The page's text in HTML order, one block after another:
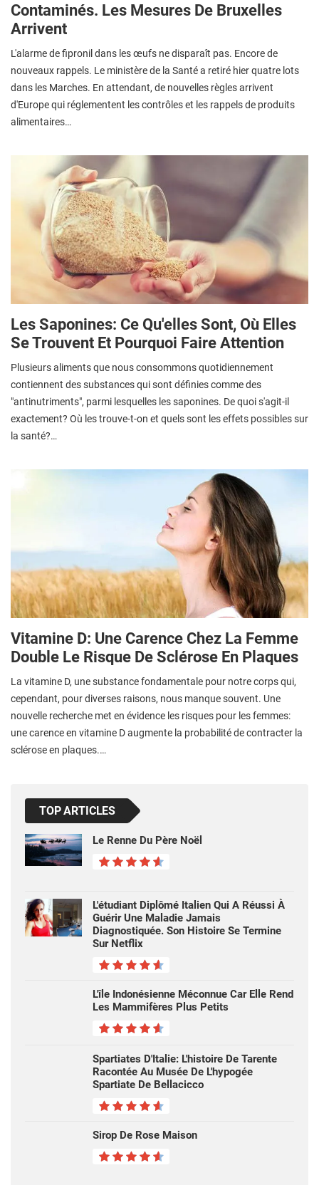
Contaminés. Les Mesures De Bruxelles
Arrivent
L'alarme de fipronil dans les œufs ne disparaît pas. Encore de
nouveaux rappels. Le ministère de la Santé a retiré hier quatre lots
dans les Marches. En attendant, de nouvelles règles arrivent
d'Europe qui réglementent les contrôles et les rappels de produits
alimentaires…
Les Saponines: Ce Qu'elles Sont, Où Elles
Se Trouvent Et Pourquoi Faire Attention
Plusieurs aliments que nous consommons quotidiennement
contiennent des substances qui sont définies comme des
"antinutriments", parmi lesquelles les saponines. De quoi s'agit-il
exactement? Où les trouve-t-on et quels sont les effets possibles sur
la santé?…
Vitamine D: Une Carence Chez La Femme
Double Le Risque De Sclérose En Plaques
La vitamine D, une substance fondamentale pour notre corps qui,
cependant, pour diverses raisons, nous manque souvent. Une
nouvelle recherche met en évidence les risques pour les femmes:
une carence en vitamine D augmente la probabilité de contracter la
sclérose en plaques.…
TOP ARTICLES
Le Renne Du Père Noël
L'étudiant Diplômé Italien Qui A Réussi À
Guérir Une Maladie Jamais
Diagnostiquée. Son Histoire Se Termine
Sur Netflix
L'île Indonésienne Méconnue Car Elle Rend
Les Mammifères Plus Petits
Spartiates D'Italie: L'histoire De Tarente
Racontée Au Musée De L'hypogée
Spartiate De Bellacicco
Sirop De Rose Maison